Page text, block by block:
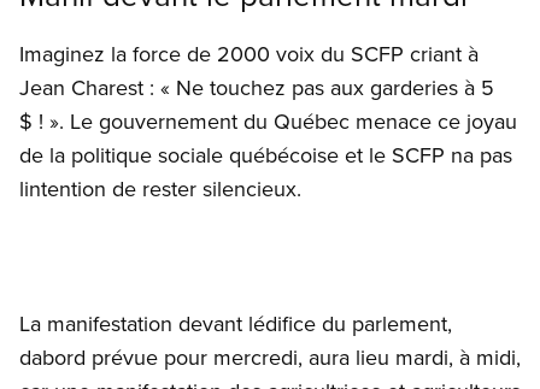
Imaginez la force de 2000 voix du SCFP criant à
Jean Charest : « Ne touchez pas aux garderies à 5
$ ! ». Le gouvernement du Québec menace ce joyau
de la politique sociale québécoise et le SCFP na pas
lintention de rester silencieux.
La manifestation devant lédifice du parlement,
dabord prévue pour mercredi, aura lieu mardi, à midi,